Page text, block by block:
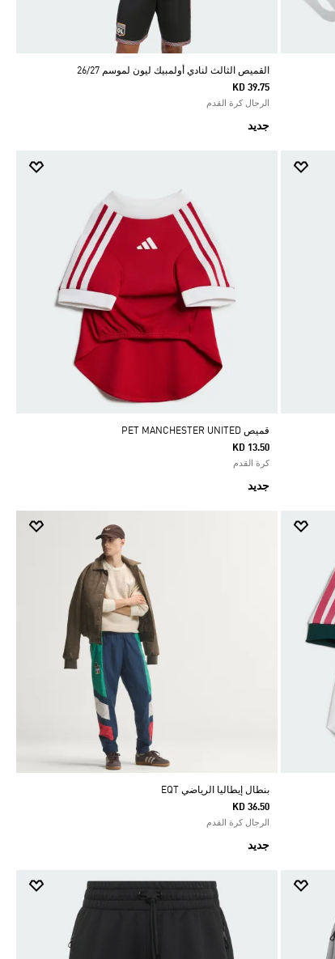
القميص الثالث لنادي أولمبيك ليون لموسم 26/27
KD 39.75
الرجال كرة القدم
جديد
قميص PET MANCHESTER UNITED
KD 13.50
كرة القدم
جديد
بنطال إيطاليا الرياضي EQT
KD 36.50
الرجال كرة القدم
جديد